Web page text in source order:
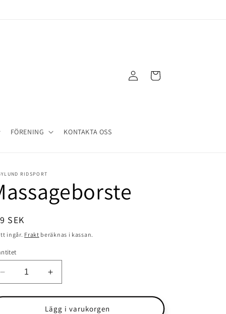
FÖRENING KONTAKTA OSS
in
Varukorg
RIDSPORT
SEK
ingår. Frakt beräknas i kassan.
Minska
kvantitet
för
Massageborste
Öka
kvantitet
för
Massageborste
Lägg i varukorgen